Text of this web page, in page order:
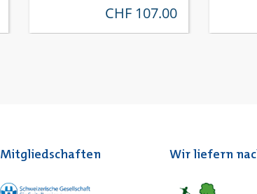
regulärer preis:
CHF 107.00
Mitgliedschaften Wir liefern